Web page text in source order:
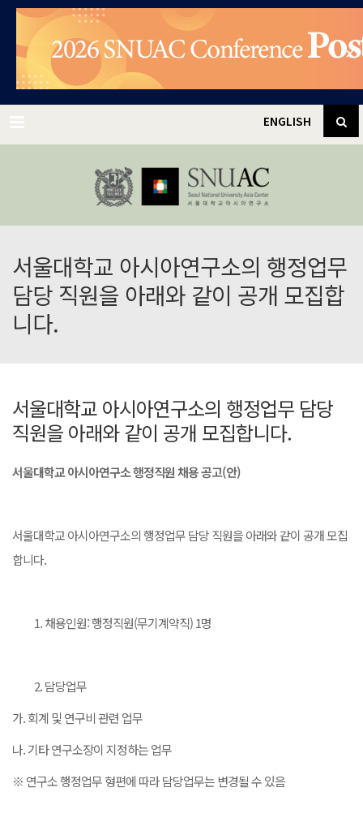
✕
ENGLISH
서울대학교 아시아연구소의 행정업무
담당 직원을 아래와 같이 공개 모집합
니다.
서울대학교 아시아연구소의 행정업무 담당
직원을 아래와 같이 공개 모집합니다.
서울대학교 아시아연구소 행정직원 채용 공고(안)
서울대학교 아시아연구소의 행정업무 담당 직원을 아래와 같이 공개 모집
합니다.
채용인원: 행정직원(무기계약직) 1명
담당업무
가. 회계 및 연구비 관련 업무
나. 기타 연구소장이 지정하는 업무
※ 연구소 행정업무 형편에 따라 담당업무는 변경될 수 있음